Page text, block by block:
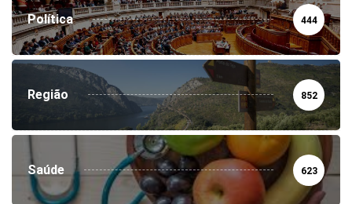
Política 444
Região 852
Saúde 623